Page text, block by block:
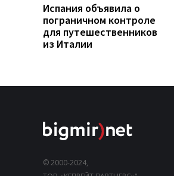
Испания объявила о
пограничном контроле
для путешественников
из Италии
© 2000-2024,